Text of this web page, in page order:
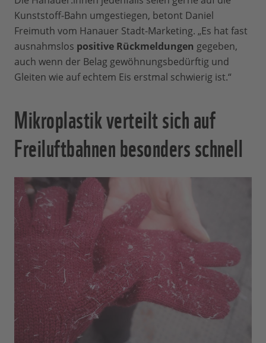
Kunststoff-Bahn umgestiegen, betont Daniel
Freimuth vom Hanauer Stadt-Marketing. „Es hat fast
ausnahmslos positive Rückmeldungen gegeben,
auch wenn der Belag gewöhnungsbedürftig und
Gleiten wie auf echtem Eis erstmal schwierig ist.“
Mikroplastik verteilt sich auf
Freiluftbahnen besonders schnell